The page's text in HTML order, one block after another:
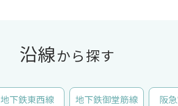
沿線から探す
地下鉄東西線 地下鉄御堂筋線 阪